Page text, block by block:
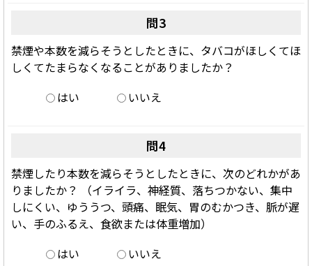
問3
禁煙や本数を減らそうとしたときに、タバコがほしくてほ
しくてたまらなくなることがありましたか？
はい
いいえ
問4
禁煙したり本数を減らそうとしたときに、次のどれかがあ
りましたか？ （イライラ、神経質、落ちつかない、集中
しにくい、ゆううつ、頭痛、眠気、胃のむかつき、脈が遅
い、手のふるえ、食欲または体重増加）
はい
いいえ